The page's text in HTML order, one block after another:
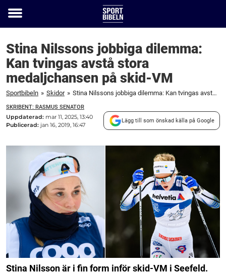
Toggle
Stina Nilssons jobbiga dilemma:
Kan tvingas avstå stora
medaljchansen på skid-VM
Sportbibeln » Skidor » Stina Nilssons jobbiga dilemma: Kan tvingas avstå stora medaljchansen på skid-VM
SKRIBENT: RASMUS SENATOR
Uppdaterad: mar 11, 2025, 13:40
Publicerad: jan 16, 2019, 16:47
Lägg till som önskad källa på Google
Stina Nilsson är i fin form inför skid-VM i Seefeld.